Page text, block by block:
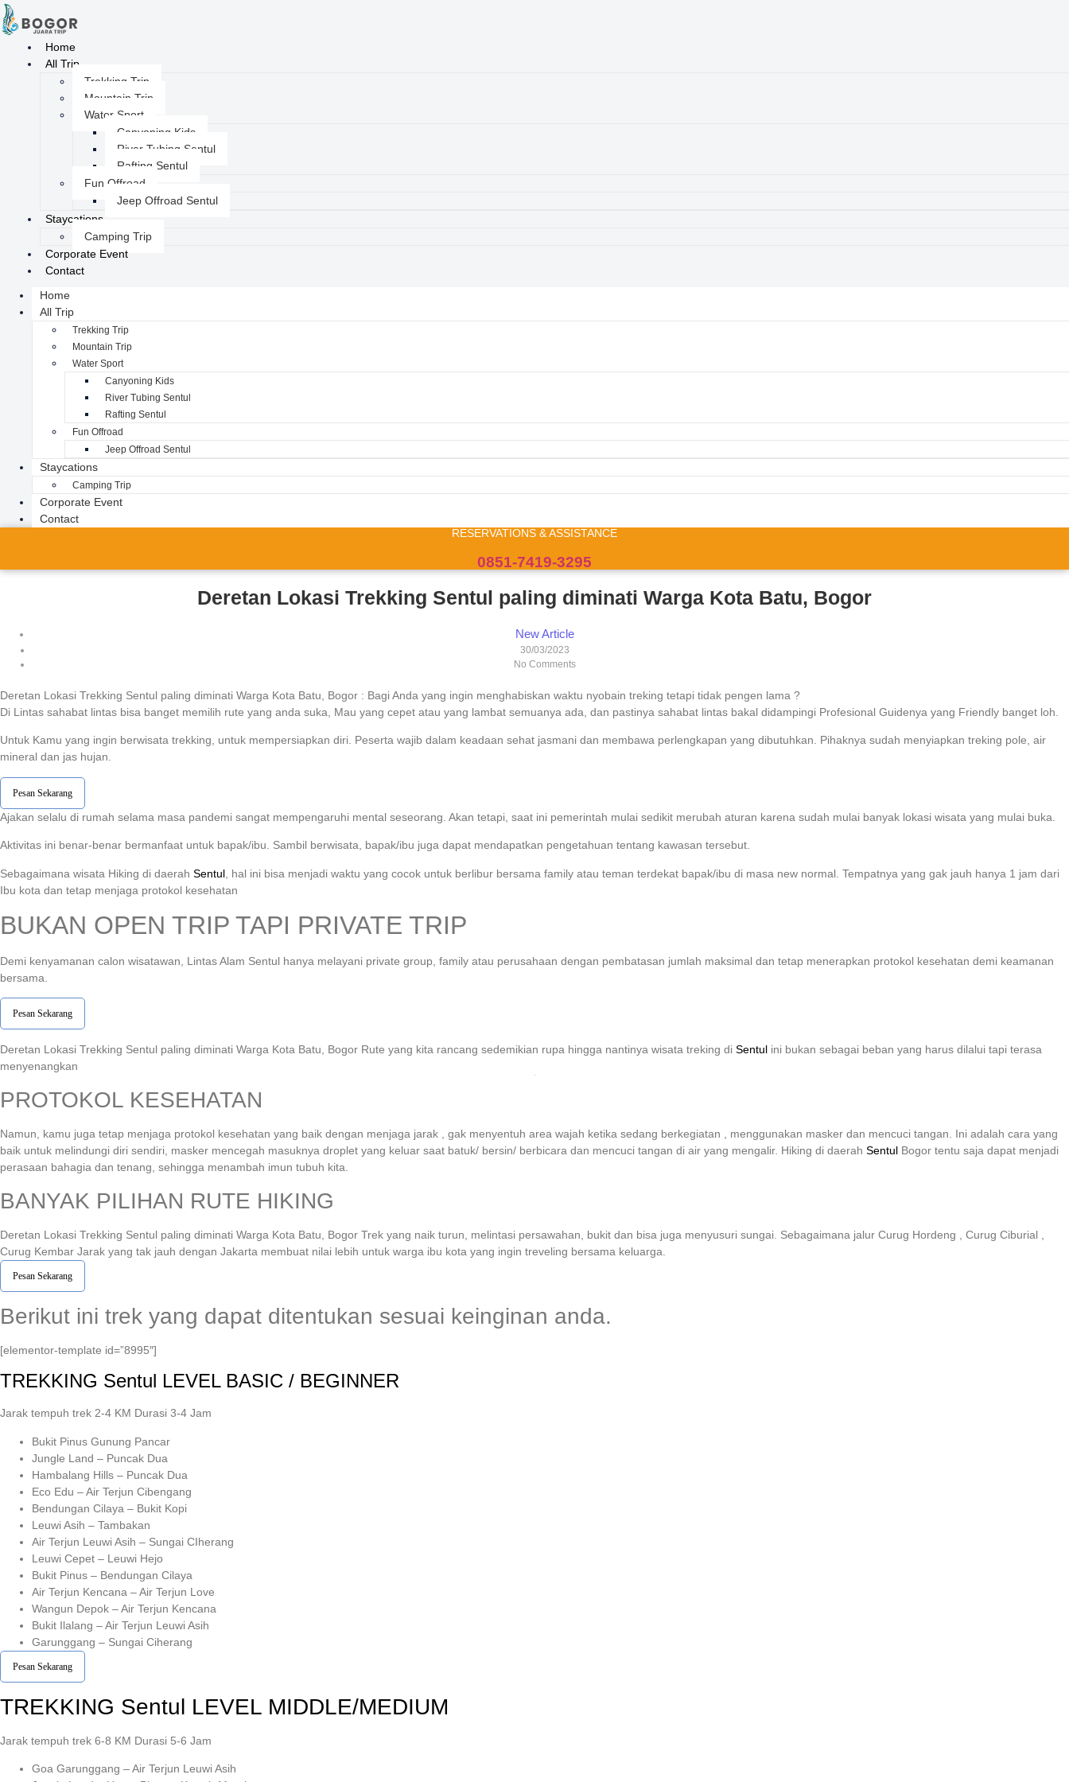
Home
All Trip
Trekking Trip
Mountain Trip
Water Sport
Canyoning Kids
River Tubing Sentul
Rafting Sentul
Fun Offroad
Jeep Offroad Sentul
Staycations
Camping Trip
Corporate Event
Contact
Home
All Trip
Trekking Trip
Mountain Trip
Water Sport
Canyoning Kids
River Tubing Sentul
Rafting Sentul
Fun Offroad
Jeep Offroad Sentul
Staycations
Camping Trip
Corporate Event
Contact
RESERVATIONS & ASSISTANCE
0851-7419-3295
Deretan Lokasi Trekking Sentul paling diminati Warga Kota Batu, Bogor
New Article
30/03/2023
No Comments
Deretan Lokasi Trekking Sentul paling diminati Warga Kota Batu, Bogor : Bagi Anda yang ingin menghabiskan waktu nyobain treking tetapi tidak pengen lama ?
Di Lintas sahabat lintas bisa banget memilih rute yang anda suka, Mau yang cepet atau yang lambat semuanya ada, dan pastinya sahabat lintas bakal didampingi Profesional Guidenya yang Friendly banget loh.
Untuk Kamu yang ingin berwisata trekking, untuk mempersiapkan diri. Peserta wajib dalam keadaan sehat jasmani dan membawa perlengkapan yang dibutuhkan. Pihaknya sudah menyiapkan treking pole, air
mineral dan jas hujan.
Pesan Sekarang
Ajakan selalu di rumah selama masa pandemi sangat mempengaruhi mental seseorang. Akan tetapi, saat ini pemerintah mulai sedikit merubah aturan karena sudah mulai banyak lokasi wisata yang mulai buka.
Aktivitas ini benar-benar bermanfaat untuk bapak/ibu. Sambil berwisata, bapak/ibu juga dapat mendapatkan pengetahuan tentang kawasan tersebut.
Sebagaimana wisata Hiking di daerah Sentul , hal ini bisa menjadi waktu yang cocok untuk berlibur bersama family atau teman terdekat bapak/ibu di masa new normal. Tempatnya yang gak jauh hanya 1 jam dari
Ibu kota dan tetap menjaga protokol kesehatan
BUKAN OPEN TRIP TAPI PRIVATE TRIP
Demi kenyamanan calon wisatawan, Lintas Alam Sentul hanya melayani private group, family atau perusahaan dengan pembatasan jumlah maksimal dan tetap menerapkan protokol kesehatan demi keamanan
bersama.
Pesan Sekarang
Deretan Lokasi Trekking Sentul paling diminati Warga Kota Batu, Bogor Rute yang kita rancang sedemikian rupa hingga nantinya wisata treking di Sentul ini bukan sebagai beban yang harus dilalui tapi terasa
menyenangkan
PROTOKOL KESEHATAN
Namun, kamu juga tetap menjaga protokol kesehatan yang baik dengan menjaga jarak , gak menyentuh area wajah ketika sedang berkegiatan , menggunakan masker dan mencuci tangan. Ini adalah cara yang
baik untuk melindungi diri sendiri, masker mencegah masuknya droplet yang keluar saat batuk/ bersin/ berbicara dan mencuci tangan di air yang mengalir. Hiking di daerah Sentul Bogor tentu saja dapat menjadi
perasaan bahagia dan tenang, sehingga menambah imun tubuh kita.
BANYAK PILIHAN RUTE HIKING
Deretan Lokasi Trekking Sentul paling diminati Warga Kota Batu, Bogor Trek yang naik turun, melintasi persawahan, bukit dan bisa juga menyusuri sungai. Sebagaimana jalur Curug Hordeng , Curug Ciburial ,
Curug Kembar Jarak yang tak jauh dengan Jakarta membuat nilai lebih untuk warga ibu kota yang ingin treveling bersama keluarga.
Pesan Sekarang
Berikut ini trek yang dapat ditentukan sesuai keinginan anda.
[elementor-template id=”8995″]
TREKKING Sentul LEVEL BASIC / BEGINNER
Jarak tempuh trek 2-4 KM Durasi 3-4 Jam
Bukit Pinus Gunung Pancar
Jungle Land – Puncak Dua
Hambalang Hills – Puncak Dua
Eco Edu – Air Terjun Cibengang
Bendungan Cilaya – Bukit Kopi
Leuwi Asih – Tambakan
Air Terjun Leuwi Asih – Sungai CIherang
Leuwi Cepet – Leuwi Hejo
Bukit Pinus – Bendungan Cilaya
Air Terjun Kencana – Air Terjun Love
Wangun Depok – Air Terjun Kencana
Bukit Ilalang – Air Terjun Leuwi Asih
Garunggang – Sungai Ciherang
Pesan Sekarang
TREKKING Sentul LEVEL MIDDLE/MEDIUM
Jarak tempuh trek 6-8 KM Durasi 5-6 Jam
Goa Garunggang – Air Terjun Leuwi Asih